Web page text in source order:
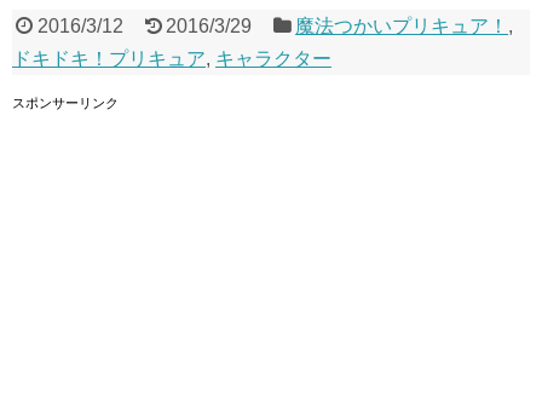
2016/3/12 2016/3/29 魔法つかいプリキュア！ ,
ドキドキ！プリキュア, キャラクター
スポンサーリンク